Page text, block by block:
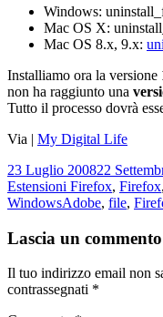
Windows:
Mac OS X:
Mac OS 8.x, 9.x:
Installiamo ora la versione
non ha raggiunto una
Tutto il processo dovrà
Via | My Digital Life
Scritto
il
23 Luglio 200822
Estensioni Firefox, Firefox,
WindowsTag
Adobe, file,
Lascia un commento
Il tuo indirizzo email non
contrassegnati *